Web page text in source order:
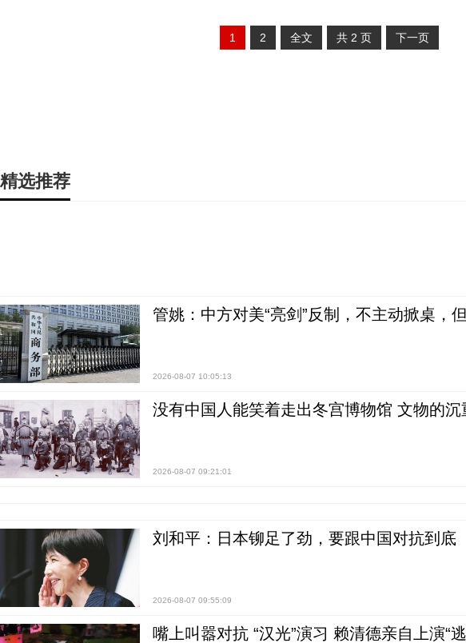
1 2 全文 共 2 页 下一页
精选推荐
管姚：中方对美“亮剑”反制，不主动掀桌，
2026-08-07 10:05:13
没有中国人能笑着走出冬宫博物馆 文物的沉
2026-08-07 09:21:01
刘和平：日本铆足了劲，要跟中国对抗到底
2026-08-07 09:55:09
嘴上叫嚣对抗 “汉光”演习 赖清德亲自上演“